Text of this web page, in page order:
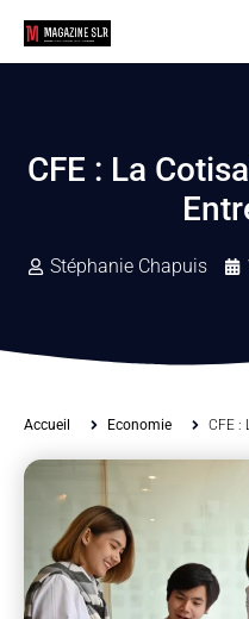
CFE : La
Stéphanie Chapuis
Accueil Economie CFE :